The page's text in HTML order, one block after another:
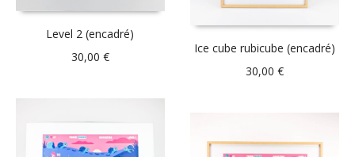
Level 2 (encadré)
30,00 €
Ice cube rubicube (encadré)
30,00€